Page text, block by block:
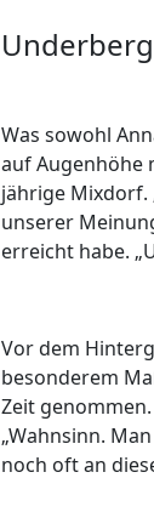
Was sowohl
auf Augenhöhe
jährige Mixdorf.
unserer
erreicht habe.
Vor dem
besonderem
Zeit
„Wahnsinn.
noch oft an